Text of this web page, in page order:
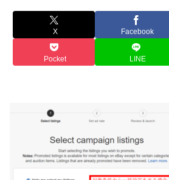
X Facebook
Pocket LINE